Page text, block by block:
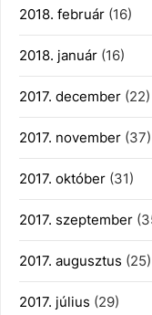
2018. február (16)
2018. január (16)
2017. december (22)
2017. november (37)
2017. október (31)
2017. szeptember
2017. augusztus (25)
2017. július (29)